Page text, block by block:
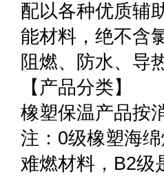
配以各种优质辅
能材料，绝不含
阻燃、防水、导
【产品分类】
橡塑保温产品按
注：0级橡塑海
难燃材料，B2级